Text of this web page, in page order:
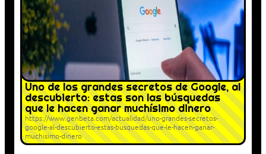
Uno de los grandes secretos de Google, al
descubierto: estas son las búsquedas
que le hacen ganar muchísimo dinero
https://www.genbeta.com/actualidad/uno-grandes-secretos-
google-al-descubierto-estas-busquedas-que-le-hacen-ganar-
muchisimo-dinero